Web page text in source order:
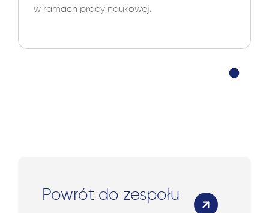
w ramach pracy naukowej.
polskich procesach pozyskiwania koncesji
Powrót do zespołu